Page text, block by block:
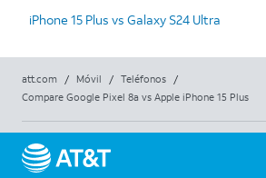
iPhone 15 Plus vs Galaxy S24 Ultra
att.com / Móvil / Teléfonos
/
Compare Google Pixel 8a vs Apple iPhone 15 Plus